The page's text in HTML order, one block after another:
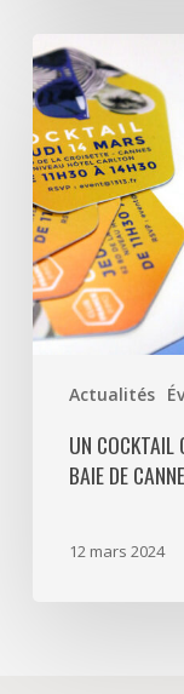
Actualités
Un
cocktail
Club
France
surplombant
la
baie
de
Cannes
UN COCKTAIL
BAIE DE
12 mars 2024